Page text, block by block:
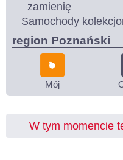
zamienię
Samochody
region Poznański
Mój
W tym momencie